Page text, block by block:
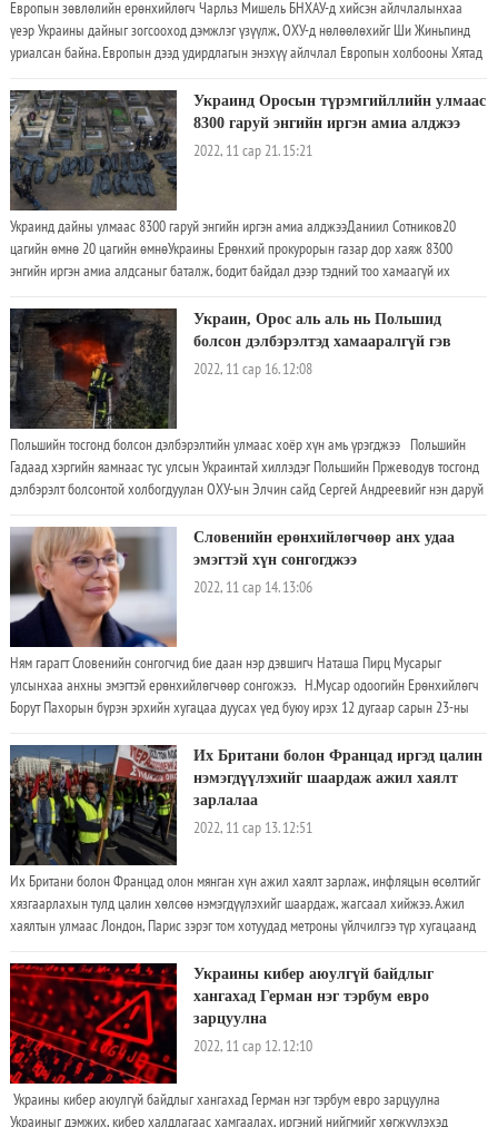
Европын зөвлөлийн ерөнхийлөгч Чарльз Мишель БНХАУ-д хийсэн айлчлалынхаа
үеэр Украины дайныг зогсооход дэмжлэг үзүүлж, ОХУ-д нөлөөлөхийг Ши Жиньпинд
уриалсан байна. Европын дээд удирдлагын энэхүү айлчлал Европын холбооны Хятад
зүйгээ олох хэрэгцээ шаардлагын дунд тэнцвэрийг олоход чиглэсэн гэж хэвлэлд
онцолсон байна. Европын зөвлөлийн ерөнхийлөгч Чарльз Мишель БНХАУ-ын
даргатай хоёр талын худалдаанаас гадна Украины дайн зэрэг олон улсын томоохон
асуудлаар илэн далангүй яриа хэлэлцээ хийсэн гэдгээ мэдэгджээ. Чарльз Мишель
Хятад улс НҮБ-ын Аюулгүйн зөвлөлийн байнгын гишүүний хувьд Оросыг Украинд
хийж байгаа дайнаа зогсооход нь голлох үүрэгтэй оролцох нь зүйтэй гэсэн байр суурь
илэрхийлсэн байна. Үүний зэрэгцээ ОХУ Украинд цөмийн зэвсэг хэрэглэх тухай
заналхийллийг Чарльз Мишель, Ши Жиньпин нар хэлэлцэж, цөмийн зэвсгээр
заналхийлэх нь хариуцлагагүй бөгөөд өндөр эрсдэлтэй гэдэг дээр санал нэгджээ.
холбоо Хятадыг стратегийн өрсөлдөгчөө гэж үзэх болсон юм
Украинд Оросын түрэмгийллийн улмаас
8300 гаруй энгийн иргэн амиа алджээ
2022, 11 сар 21. 15:21
Украинд дайны улмаас 8300 гаруй энгийн иргэн амиа алджээДаниил Сотников20
цагийн өмнө 20 цагийн өмнөУкраины Ерөнхий прокурорын газар дор хаяж 8300
энгийн иргэн амиа алдсаныг баталж, бодит байдал дээр тэдний тоо хамаагүй их
түрэмгийллийн улмаас 8311 энгийн иргэн амиа алдсаны 437 нь хүүхэд байна. Үүнээс
гадна 11 мянга гаруй энгийн иргэн шархаджээ
Украин, Орос аль аль нь Польшид
болсон дэлбэрэлтэд хамааралгүй гэв
2022, 11 сар 16. 12:08
Польшийн тосгонд болсон дэлбэрэлтийн улмаас хоёр хүн амь үрэгджээ Польшийн
Гадаад хэргийн яамнаас тус улсын Украинтай хиллэдэг Польшийн Пржеводув тосгонд
дэлбэрэлт болсонтой холбогдуулан ОХУ-ын Элчин сайд Сергей Андреевийг нэн даруй
Польшийн ГХЯ-ны сайтад мэдээлжээ. ОХУ-ын зэвсэгт хүчин Украины нутаг дэвсгэр рүү "
галлах" үеэр ойролцоогоор 15.40 цагт Орост үйлдвэрлэсэн пуужин Польшийн
Пржеводув тосгоны нутаг дэвсгэрт унасан байна
Словенийн ерөнхийлөгчөөр анх удаа
эмэгтэй хүн сонгогджээ
2022, 11 сар 14. 13:06
Ням гарагт Словенийн сонгогчид бие даан нэр дэвшигч Наташа Пирц Мусарыг
улсынхаа анхны эмэгтэй ерөнхийлөгчөөр сонгожээ. Н.Мусар одоогийн Ерөнхийлөгч
Борут Пахорын бүрэн эрхийн хугацаа дуусах үед буюу ирэх 12 дугаар сарын 23-ны
урьдчилсан дүнгээр, Н.Мусар 54 хувийн санал авсан бол түүний өрсөлдөгч, Гадаад
хэргийн сайд асан, сөрөг хүчний Словенийн Ардчилсан намын гишүүн Анзе Логар 46
хувийн санал авчээ. Өнгөрсөн сард явуулсан ерөнхийлөгчийн сонгуулийн эхний
шатны санал хураалтаар А.Логар долоон нэр дэвшигчээс хамгийн олон санал авсан
бол Н.Мусар хоёрдугаарт бичигджээ. Ингэснээр хоёр нэр дэвшигч дараагийн шатны
санал хураалтад шигшигдэн үлдсэн байна. Өдгөө 54 настай Н.Мусар нь өмгөөлөгч,
сэтгүүлч бөгөөд улсын мэдээллийн комиссарын алба хашиж байжээ
Их Британи болон Францад иргэд цалин
нэмэгдүүлэхийг шаардаж ажил хаялт
зарлалаа
2022, 11 сар 13. 12:51
Их Британи болон Францад олон мянган хүн ажил хаялт зарлаж, инфляцын өсөлтийг
хязгаарлахын тулд цалин хөлсөө нэмэгдүүлэхийг шаардаж, жагсаал хийжээ. Ажил
хаялтын улмаас Лондон, Парис зэрэг том хотуудад метроны үйлчилгээ түр хугацаанд
Украины кибер аюулгүй байдлыг
хангахад Герман нэг тэрбум евро
зарцуулна
2022, 11 сар 12. 12:10
Украины кибер аюулгүй байдлыг хангахад Герман нэг тэрбум евро зарцуулна
Украиныг дэмжих, кибер халдлагаас хамгаалах, иргэний нийгмийг хөгжүүлэхэд